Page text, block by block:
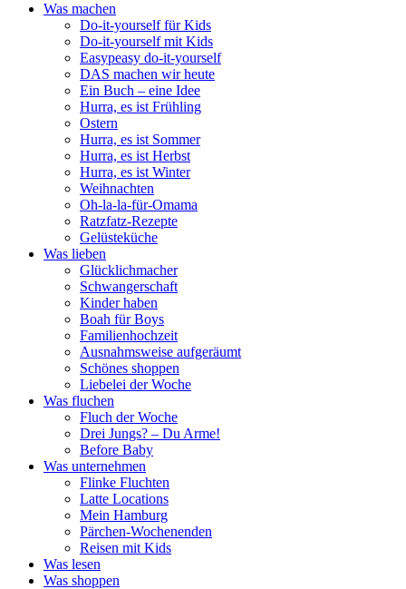
Was machen
Do-it-yourself für Kids
Do-it-yourself mit Kids
Easypeasy do-it-yourself
DAS machen wir heute
Ein Buch – eine Idee
Hurra, es ist Frühling
Ostern
Hurra, es ist Sommer
Hurra, es ist Herbst
Hurra, es ist Winter
Weihnachten
Oh-la-la-für-Omama
Ratzfatz-Rezepte
Gelüsteküche
Was lieben
Glücklichmacher
Schwangerschaft
Kinder haben
Boah für Boys
Familienhochzeit
Ausnahmsweise aufgeräumt
Schönes shoppen
Liebelei der Woche
Was fluchen
Fluch der Woche
Drei Jungs? – Du Arme!
Before Baby
Was unternehmen
Flinke Fluchten
Latte Locations
Mein Hamburg
Pärchen-Wochenenden
Reisen mit Kids
Was lesen
Was shoppen